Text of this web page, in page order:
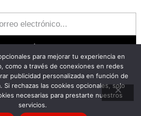
Politica de privacidad
para mejorar tu experiencia en
como a través de conexiones en redes
publicidad personalizada en función de
Si rechazas las cookies opcionales, solo
necesarias para prestarte nuestros
servicios.